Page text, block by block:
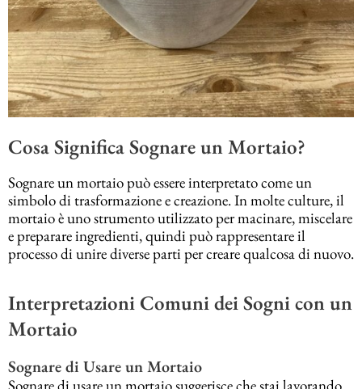
Cosa Significa Sognare un Mortaio?
Sognare un mortaio può essere interpretato come un
simbolo di trasformazione e creazione. In molte culture, il
mortaio è uno strumento utilizzato per macinare, miscelare
e preparare ingredienti, quindi può rappresentare il
processo di unire diverse parti per creare qualcosa di nuovo.
Interpretazioni Comuni dei Sogni con un
Mortaio
Sognare di Usare un Mortaio